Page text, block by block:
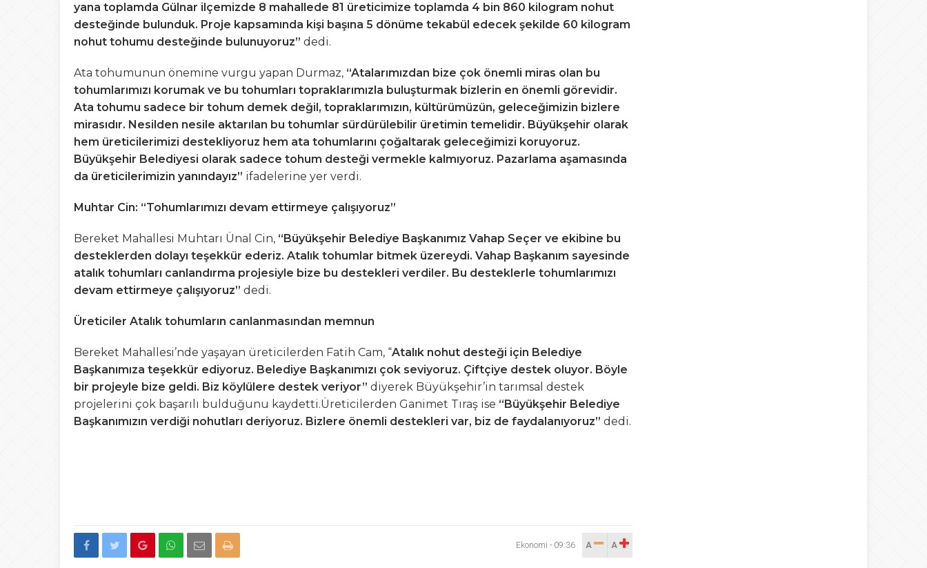
yana toplamda Gülnar ilçemizde 8 mahallede 81 üreticimize toplamda 4 bin 860 kilogram nohut
desteğinde bulunduk. Proje kapsamında kişi başına 5 dönüme tekabül edecek şekilde 60 kilogram
nohut tohumu desteğinde bulunuyoruz” dedi.
Ata tohumunun önemine vurgu yapan Durmaz, “Atalarımızdan bize çok önemli miras olan bu
tohumlarımızı korumak ve bu tohumları topraklarımızla buluşturmak bizlerin en önemli görevidir.
Ata tohumu sadece bir tohum demek değil, topraklarımızın, kültürümüzün, geleceğimizin bizlere
mirasıdır. Nesilden nesile aktarılan bu tohumlar sürdürülebilir üretimin temelidir. Büyükşehir olarak
hem üreticilerimizi destekliyoruz hem ata tohumlarını çoğaltarak geleceğimizi koruyoruz.
Büyükşehir Belediyesi olarak sadece tohum desteği vermekle kalmıyoruz. Pazarlama aşamasında
da üreticilerimizin yanındayız” ifadelerine yer verdi.
Muhtar Cin: “Tohumlarımızı devam ettirmeye çalışıyoruz”
Bereket Mahallesi Muhtarı Ünal Cin, “Büyükşehir Belediye Başkanımız Vahap Seçer ve ekibine bu
desteklerden dolayı teşekkür ederiz. Atalık tohumlar bitmek üzereydi. Vahap Başkanım sayesinde
atalık tohumları canlandırma projesiyle bize bu destekleri verdiler. Bu desteklerle tohumlarımızı
devam ettirmeye çalışıyoruz” dedi.
Üreticiler Atalık tohumların canlanmasından memnun
Bereket Mahallesi’nde yaşayan üreticilerden Fatih Cam, “Atalık nohut desteği için Belediye
Başkanımıza teşekkür ediyoruz. Belediye Başkanımızı çok seviyoruz. Çiftçiye destek oluyor. Böyle
bir projeyle bize geldi. Biz köylülere destek veriyor” diyerek Büyükşehir’in tarımsal destek
projelerini çok başarılı bulduğunu kaydetti.Üreticilerden Ganimet Tıraş ise “Büyükşehir Belediye
Başkanımızın verdiği nohutları deriyoruz. Bizlere önemli destekleri var, biz de faydalanıyoruz” dedi.
Ekonomi - 09:36 A
A